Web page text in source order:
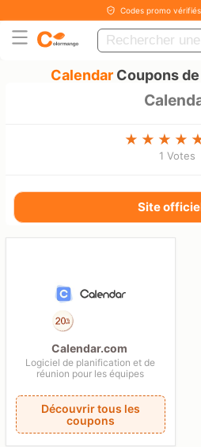
Codes promo
CalendarCoupons
1 Votes
Site
Calendar.com
Logiciel de planification et de
réunion pour les équipes
Découvrir tous les
coupons